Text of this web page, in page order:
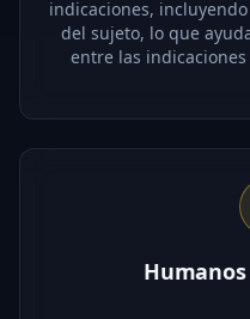
indicaciones,
del sujeto, lo que
entre las